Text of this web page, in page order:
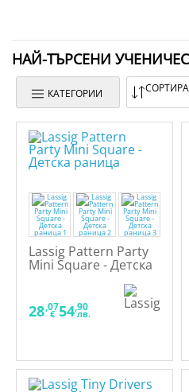
НАЙ-ТЪРСЕНИ
КАТЕГОРИИ
Lassig Pattern Party
Mini Squarе - Детска
раница
28,07
€ 54,90
лв.